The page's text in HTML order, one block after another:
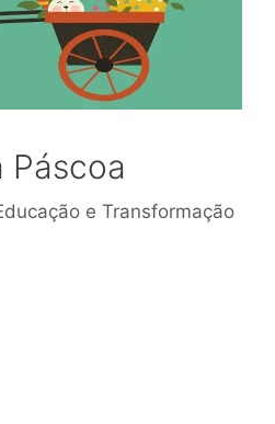
Páscoa
e Transformação